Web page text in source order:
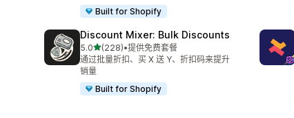
Built for Shopify
Discount Mixer: Bulk Discounts
5.0星（满分 5 星）
(228)
总共 228 条评论
•提供免费套餐
通过批量折扣、买 X 送 Y、折扣码来提升
销量
Built for Shopify